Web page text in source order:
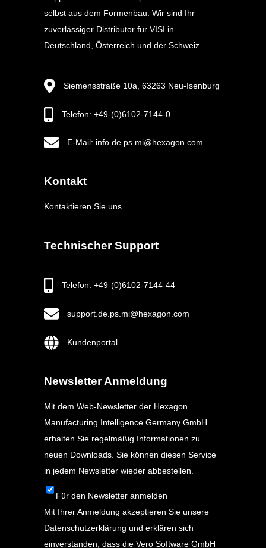
selbst aus dem Formenbau. Wir sind Ihr
zuverlässiger Distributor für VISI in
Deutschland, Österreich und der Schweiz.
Siemensstraße 10a, 63263 Neu-Isenburg
Telefon: +49-(0)6102-7144-0
E-Mail: info.de.ps.mi@hexagon.com
Kontakt
Kontaktieren Sie uns
Technischer Support
Telefon: +49-(0)6102-7144-44
support.de.ps.mi@hexagon.com
Kundenportal
Newsletter Anmeldung
Mit dem Web-Newsletter der Hexagon
Manufacturing Intelligence Germany GmbH
erhalten Sie regelmäßig Informationen zu
neuen Downloads. Sie können diesen Service
in jedem Newsletter wieder abbestellen.
Für den Newsletter anmelden
Mit Ihrer Anmeldung akzeptieren Sie unsere
Datenschutzerklärung und erklären sich
einverstanden, dass die Vero Software GmbH